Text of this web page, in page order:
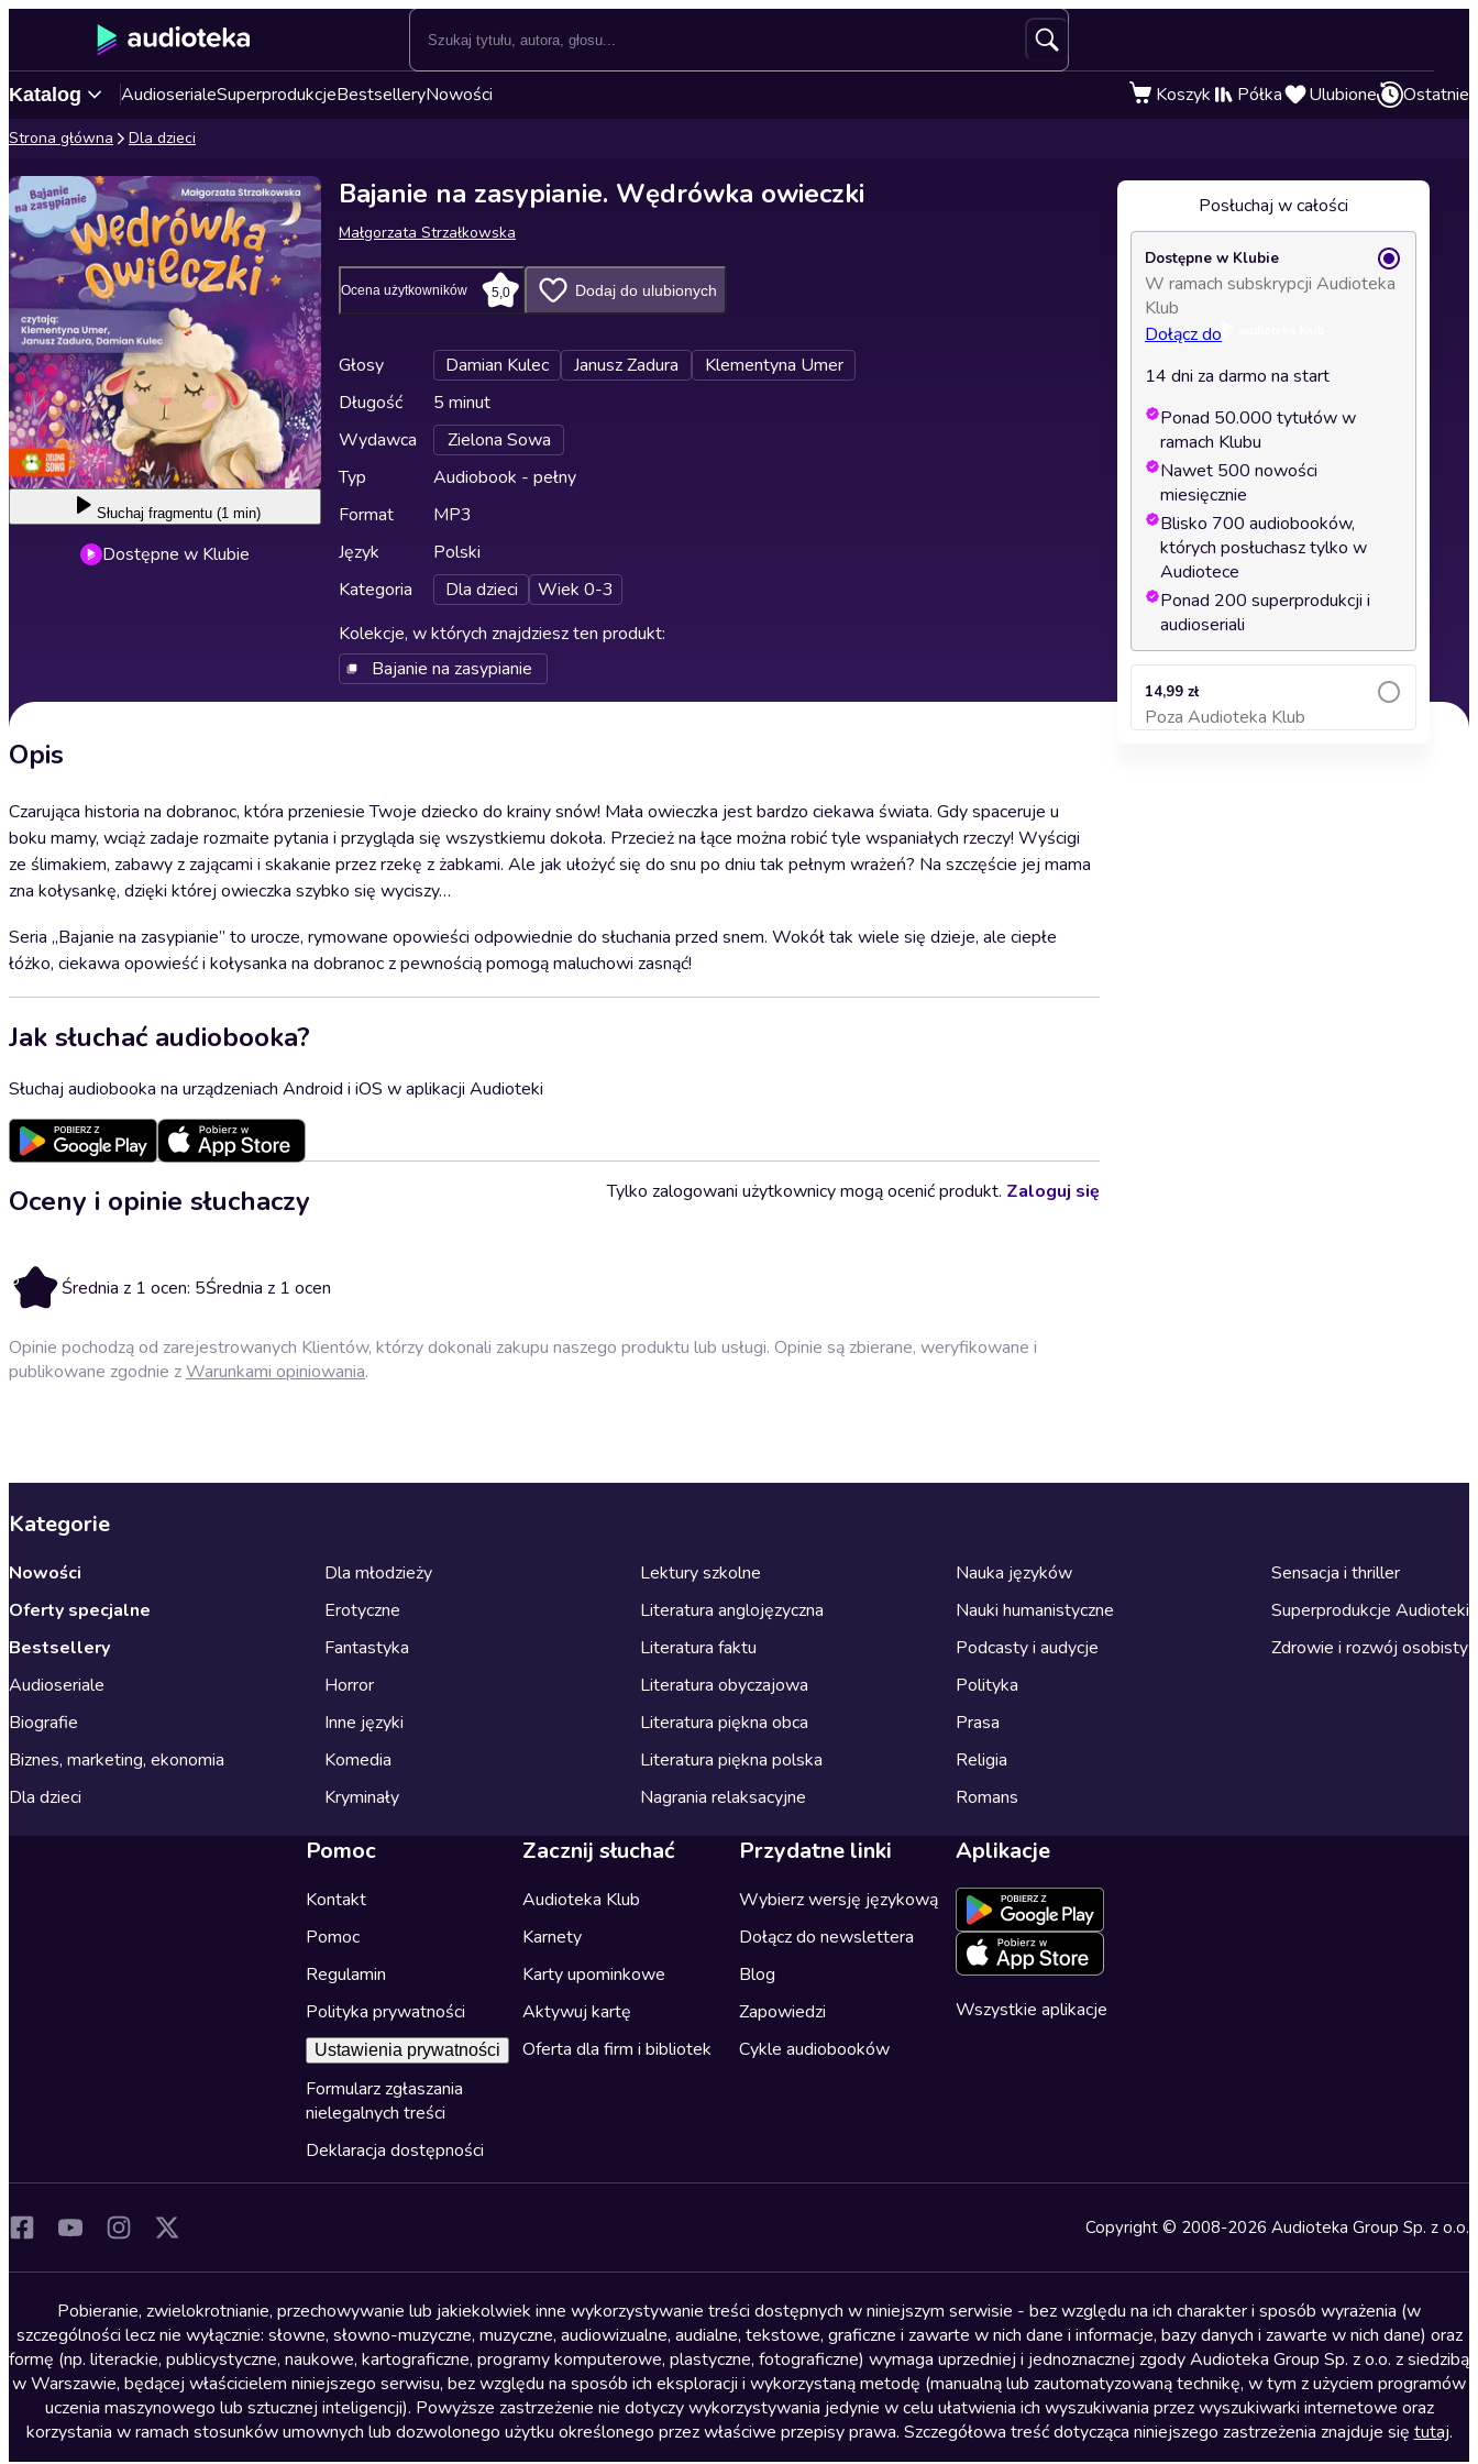
Katalog AudioserialeSuperprodukcjeBestselleryNowości Koszyk Półka Ulubione Ostatnie
Strona główna Dla dzieci
Słuchaj fragmentu (1 min)
Dostępne w Klubie
Bajanie na zasypianie. Wędrówka owieczki
Małgorzata Strzałkowska
Ocena użytkowników 5,0 Dodaj do ulubionych
Głosy Damian Kulec Janusz Zadura
Klementyna Umer
Długość
5 minut
Wydawca
Zielona Sowa
Typ
Audiobook - pełny
Format
MP3
Język
Polski
Kategoria
Dla dzieci
Wiek 0-3
Kolekcje, w których znajdziesz ten produkt:
Bajanie na zasypianie
Opis
Czarująca historia na dobranoc, która przeniesie Twoje dziecko do krainy snów! Mała owieczka jest bardzo ciekawa świata. Gdy spaceruje u
boku mamy, wciąż zadaje rozmaite pytania i przygląda się wszystkiemu dokoła. Przecież na łące można robić tyle wspaniałych rzeczy! Wyścigi
ze ślimakiem, zabawy z zającami i skakanie przez rzekę z żabkami. Ale jak ułożyć się do snu po dniu tak pełnym wrażeń? Na szczęście jej mama
zna kołysankę, dzięki której owieczka szybko się wyciszy…
Seria „Bajanie na zasypianie” to urocze, rymowane opowieści odpowiednie do słuchania przed snem. Wokół tak wiele się dzieje, ale ciepłe
łóżko, ciekawa opowieść i kołysanka na dobranoc z pewnością pomogą maluchowi zasnąć!
Jak słuchać audiobooka?
Słuchaj audiobooka na urządzeniach Android i iOS w aplikacji Audioteki
Oceny i opinie słuchaczy
5 Średnia z 1 ocen: 5Średnia z 1 ocen
Tylko zalogowani użytkownicy mogą ocenić produkt. Zaloguj się
Opinie pochodzą od zarejestrowanych Klientów, którzy dokonali zakupu naszego produktu lub usługi. Opinie są zbierane, weryfikowane i
publikowane zgodnie zWarunkami opiniowania.
Posłuchaj w całości
Dostępne w Klubie
W ramach subskrypcji Audioteka
Klub
Dołącz do
14 dni za darmo na start
Ponad 50.000 tytułów w
ramach Klubu
Nawet 500 nowości
miesięcznie
Blisko 700 audiobooków,
których posłuchasz tylko w
Audiotece
Ponad 200 superprodukcji i
audioseriali
14,99 zł
Poza Audioteka Klub
Dodaj do koszyka
Kategorie
Nowości
Oferty specjalne
Bestsellery
Audioseriale
Biografie
Biznes, marketing, ekonomia
Dla dzieci
Dla młodzieży
Erotyczne
Fantastyka
Horror
Inne języki
Komedia
Kryminały
Lektury szkolne
Literatura anglojęzyczna
Literatura faktu
Literatura obyczajowa
Literatura piękna obca
Literatura piękna polska
Nagrania relaksacyjne
Nauka języków
Nauki humanistyczne
Podcasty i audycje
Polityka
Prasa
Religia
Romans
Sensacja i thriller
Superprodukcje Audioteki
Zdrowie i rozwój osobisty
Pomoc
Kontakt
Pomoc
Regulamin
Polityka prywatności
Ustawienia prywatności
Formularz zgłaszania
nielegalnych treści
Deklaracja dostępności
Zacznij słuchać
Audioteka Klub
Karnety
Karty upominkowe
Aktywuj kartę
Oferta dla firm i bibliotek
Przydatne linki
Wybierz wersję językową
Dołącz do newslettera
Blog
Zapowiedzi
Cykle audiobooków
Aplikacje
Wszystkie aplikacje
Copyright © 2008-2026 Audioteka Group Sp. z o.o.
Pobieranie, zwielokrotnianie, przechowywanie lub jakiekolwiek inne wykorzystywanie treści dostępnych w niniejszym serwisie - bez względu na ich charakter i sposób wyrażenia (w
szczególności lecz nie wyłącznie: słowne, słowno-muzyczne, muzyczne, audiowizualne, audialne, tekstowe, graficzne i zawarte w nich dane i informacje, bazy danych i zawarte w nich dane) oraz
formę (np. literackie, publicystyczne, naukowe, kartograficzne, programy komputerowe, plastyczne, fotograficzne) wymaga uprzedniej i jednoznacznej zgody Audioteka Group Sp. z o.o. z siedzibą
w Warszawie, będącej właścicielem niniejszego serwisu, bez względu na sposób ich eksploracji i wykorzystaną metodę (manualną lub zautomatyzowaną technikę, w tym z użyciem programów
uczenia maszynowego lub sztucznej inteligencji). Powyższe zastrzeżenie nie dotyczy wykorzystywania jedynie w celu ułatwienia ich wyszukiwania przez wyszukiwarki internetowe oraz
korzystania w ramach stosunków umownych lub dozwolonego użytku określonego przez właściwe przepisy prawa. Szczegółowa treść dotycząca niniejszego zastrzeżenia znajduje się tutaj.